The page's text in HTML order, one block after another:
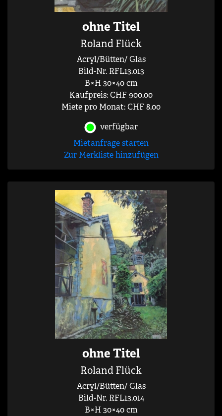
ohne Titel
Roland Flück
Acryl/Bütten/ Glas
Bild-Nr. RFL13.013
B×H 30×40 cm
Kaufpreis: CHF 900.00
Miete pro Monat: CHF 8.00
verfügbar
Mietanfrage starten
Zur Merkliste hinzufügen
ohne Titel
Roland Flück
Acryl/Bütten/ Glas
Bild-Nr. RFL13.014
B×H 30×40 cm